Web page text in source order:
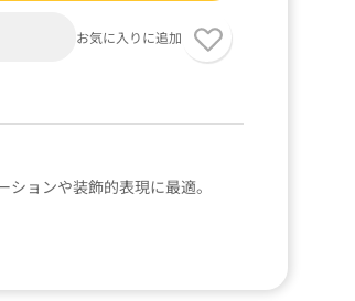
お気に入りに追加
ョンや装飾的表現に最適。